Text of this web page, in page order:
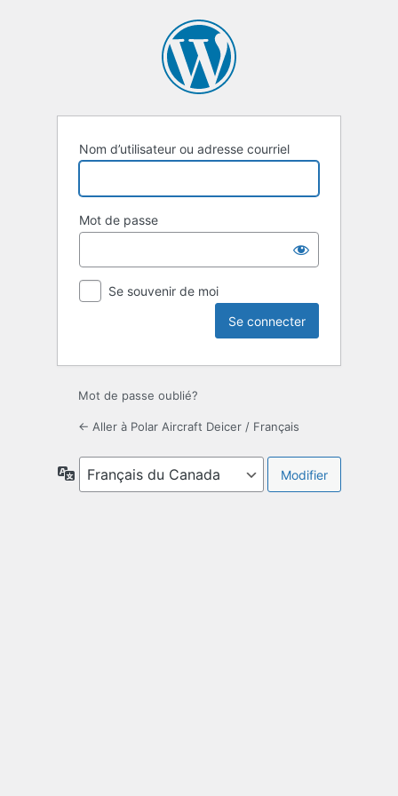
Nom d’utilisateur ou adresse courriel
Mot de passe
Se souvenir de moi
Mot de passe oublié?
← Aller à Polar Aircraft Deicer / Français
Langue